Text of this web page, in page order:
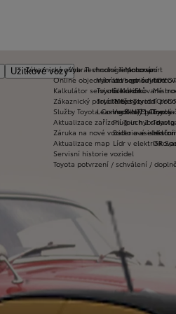
Užitkové vozyVybrat vhodné financování
Vybrat vhodné
Toyota Kredit
Toyota Easy
Leasing KINTO One
Zákaznická zóna
Online objednání do servisu
Kalkulátor servisních úkonů
Zákaznický portál Moje Toyota
Služby Toyota Connected/MyToyota
Aktualizace zařízení Touch 2 s
Záruka na nové vozidlo a asistenční
Aktualizace map
Servisní historie vozidel
Toyota potvrzení / schválení /
Technologie pohonu
Let's go beyond
Elektrifikované
Plně hybridní
Vodíkový palivový
Plug-in hybrid
Bateriové
Lídr v
Motorsport
GR